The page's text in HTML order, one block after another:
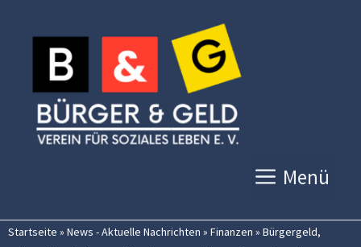
Inhalt
springen
Menü
Startseite » News - Aktuelle Nachrichten » Finanzen » Bürgergeld,